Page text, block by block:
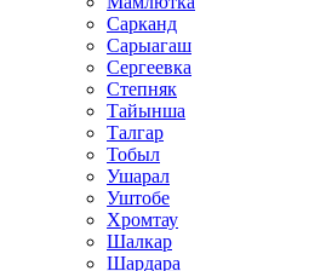
Сарканд
Сарыагаш
Сергеевка
Степняк
Тайынша
Талгар
Тобыл
Ушарал
Уштобе
Хромтау
Шалкар
Шардара